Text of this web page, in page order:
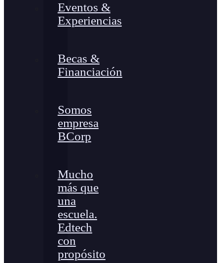
Eventos &
Experiencias
Becas &
Financiación
Somos
empresa
BCorp
Mucho
más que
una
escuela.
Edtech
con
propósito